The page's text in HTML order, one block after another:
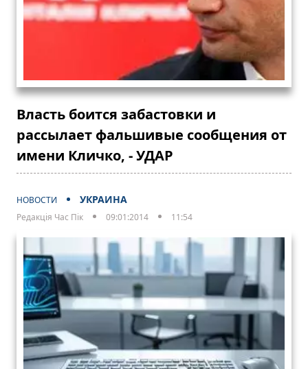
Власть боится забастовки и
рассылает фальшивые сообщения от
имени Кличко, - УДАР
НОВОСТИ УКРАИНА
Редакція Час Пік 09:01:2014 11:54